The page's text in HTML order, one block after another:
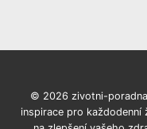
© 2026 zivotni-
inspirace pro